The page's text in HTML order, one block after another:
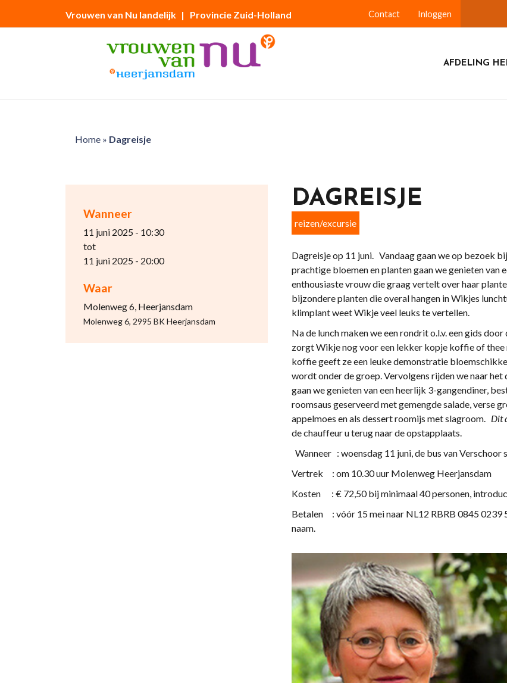
Vrouwen van Nu landelijk | Provincie Zuid-Holland Contact Inloggen
AFDELING
Home» Dagreisje
Wanneer
11 juni 2025 - 10:30
tot
11 juni 2025 - 20:00
Waar
Molenweg 6, Heerjansdam
Molenweg 6, 2995 BK Heerjansdam
DAGREISJE
reizen/excursie
Dagreisje op 11 juni. Vandaag gaan we op bezoek
prachtige bloemen en planten gaan we genieten
enthousiaste vrouw die graag vertelt over haar
bijzondere planten die overal hangen in Wikjes
klimplant weet Wikje veel leuks
Na de lunch maken we een rondrit o.l.v. een gids
zorgt Wikje nog voor een lekker kopje koffie of thee
koffie geeft ze een leuke demonstratie
wordt onder de groep. Vervolgens rijden we naar
gaan we genieten van een heerlijk 3-gangendiner,
roomsaus geserveerd met gemengde salade, verse
appelmoes en als dessert roomijs met slagroom. Dit
de chauffeur u terug naar de opstapplaats.
Wanneer : woensdag 11 juni, de bus van
Vertrek : om 10.30 uur Molenweg Heerjansdam
Kosten : € 72,50 bij minimaal 40 personen,
Betalen : vóór 15 mei naar NL12 RBRB 0845 0239
naam.